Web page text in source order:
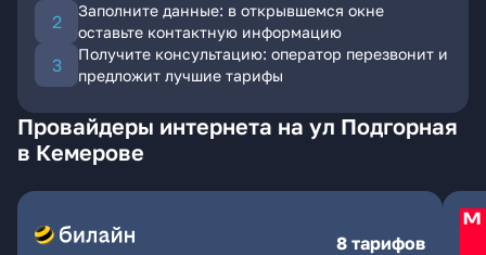
Заполните данные: в открывшемся окне
оставьте контактную информацию
Получите консультацию: оператор перезвонит и
предложит лучшие тарифы
Провайдеры интернета на ул Подгорная
в Кемерове
8 тарифов